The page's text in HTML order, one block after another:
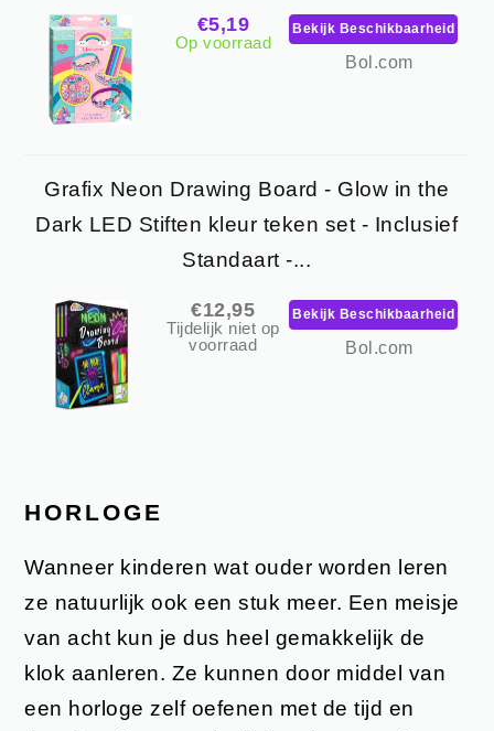
€5,19
Op voorraad
Bekijk Beschikbaarheid
Bol.com
Grafix Neon Drawing Board - Glow in the
Dark LED Stiften kleur teken set - Inclusief
Standaart -...
€12,95
Tijdelijk niet op
voorraad
Bekijk Beschikbaarheid
Bol.com
HORLOGE
Wanneer kinderen wat ouder worden leren
ze natuurlijk ook een stuk meer. Een meisje
van acht kun je dus heel gemakkelijk de
klok aanleren. Ze kunnen door middel van
een horloge zelf oefenen met de tijd en